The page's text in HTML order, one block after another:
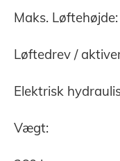
Maks.
Løftedrev /
Elektrisk
Vægt: